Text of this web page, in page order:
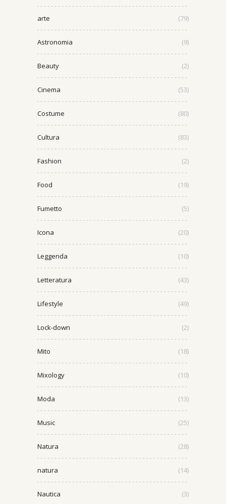
arte (79)
Astronomia (9)
Beauty (2)
Cinema (53)
Costume (80)
Cultura (83)
Fashion (2)
Food (19)
Fumetto (5)
Icona (20)
Leggenda (10)
Letteratura (43)
Lifestyle (49)
Lock-down (2)
Mito (18)
Mixology (10)
Moda (13)
Music (25)
Natura (28)
natura (14)
Nautica (3)